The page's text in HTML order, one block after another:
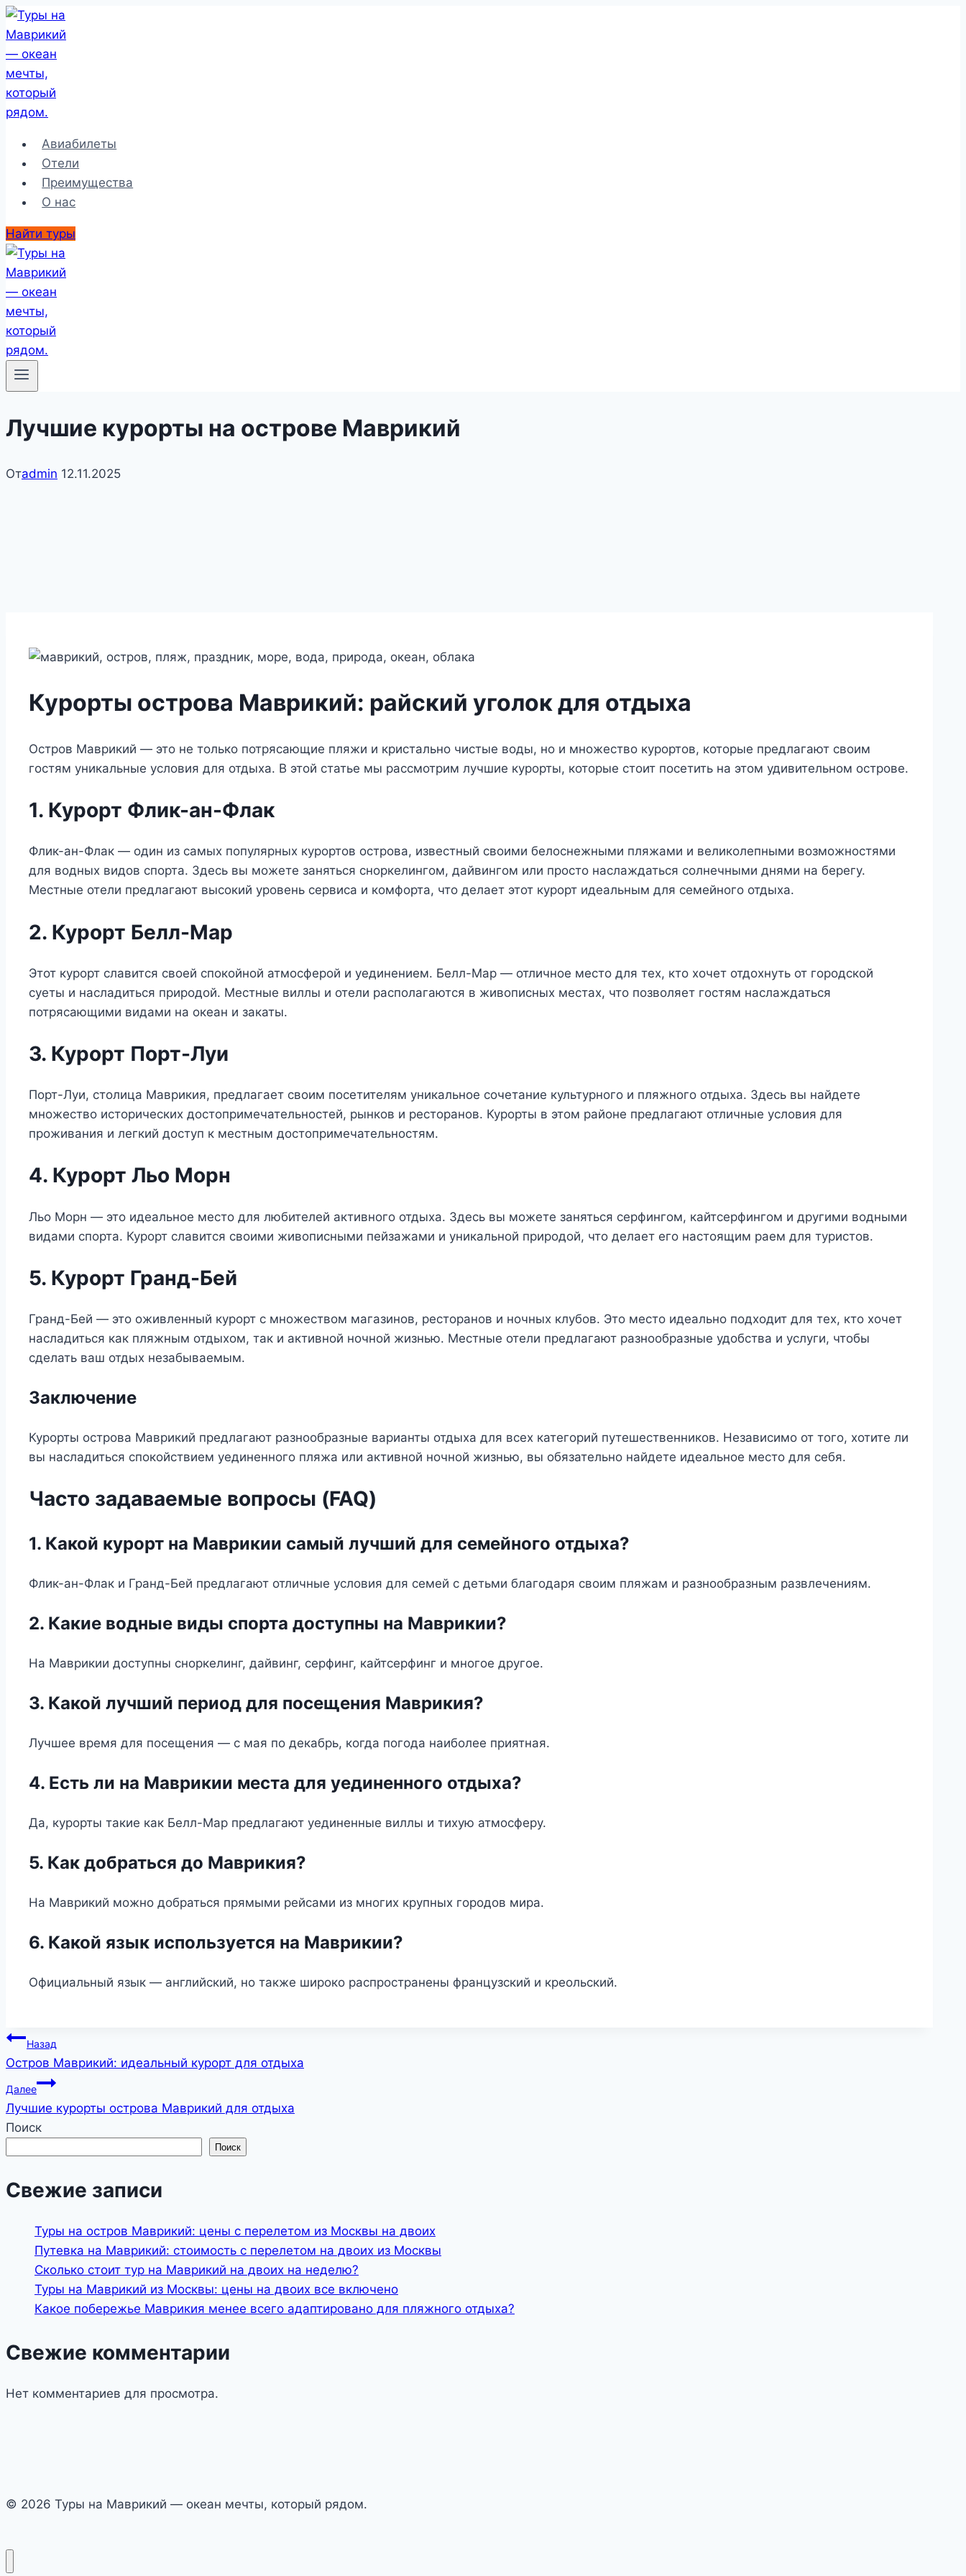
Перейти
к
содержимому
Авиабилеты
Отели
Преимущества
О нас
Найти туры
Лучшие курорты на острове Маврикий
Отadmin 12.11.2025
Курорты острова Маврикий: райский уголок для отдыха
Остров Маврикий — это не только потрясающие пляжи и кристально чистые воды, но и множество курортов, которые предлагают своим
гостям уникальные условия для отдыха. В этой статье мы рассмотрим лучшие курорты, которые стоит посетить на этом удивительном острове.
1. Курорт Флик-ан-Флак
Флик-ан-Флак — один из самых популярных курортов острова, известный своими белоснежными пляжами и великолепными возможностями
для водных видов спорта. Здесь вы можете заняться сноркелингом, дайвингом или просто наслаждаться солнечными днями на берегу.
Местные отели предлагают высокий уровень сервиса и комфорта, что делает этот курорт идеальным для семейного отдыха.
2. Курорт Белл-Мар
Этот курорт славится своей спокойной атмосферой и уединением. Белл-Мар — отличное место для тех, кто хочет отдохнуть от городской
суеты и насладиться природой. Местные виллы и отели располагаются в живописных местах, что позволяет гостям наслаждаться
потрясающими видами на океан и закаты.
3. Курорт Порт-Луи
Порт-Луи, столица Маврикия, предлагает своим посетителям уникальное сочетание культурного и пляжного отдыха. Здесь вы найдете
множество исторических достопримечательностей, рынков и ресторанов. Курорты в этом районе предлагают отличные условия для
проживания и легкий доступ к местным достопримечательностям.
4. Курорт Льо Морн
Льо Морн — это идеальное место для любителей активного отдыха. Здесь вы можете заняться серфингом, кайтсерфингом и другими водными
видами спорта. Курорт славится своими живописными пейзажами и уникальной природой, что делает его настоящим раем для туристов.
5. Курорт Гранд-Бей
Гранд-Бей — это оживленный курорт с множеством магазинов, ресторанов и ночных клубов. Это место идеально подходит для тех, кто хочет
насладиться как пляжным отдыхом, так и активной ночной жизнью. Местные отели предлагают разнообразные удобства и услуги, чтобы
сделать ваш отдых незабываемым.
Заключение
Курорты острова Маврикий предлагают разнообразные варианты отдыха для всех категорий путешественников. Независимо от того, хотите ли
вы насладиться спокойствием уединенного пляжа или активной ночной жизнью, вы обязательно найдете идеальное место для себя.
Часто задаваемые вопросы (FAQ)
1. Какой курорт на Маврикии самый лучший для семейного отдыха?
Флик-ан-Флак и Гранд-Бей предлагают отличные условия для семей с детьми благодаря своим пляжам и разнообразным развлечениям.
2. Какие водные виды спорта доступны на Маврикии?
На Маврикии доступны сноркелинг, дайвинг, серфинг, кайтсерфинг и многое другое.
3. Какой лучший период для посещения Маврикия?
Лучшее время для посещения — с мая по декабрь, когда погода наиболее приятная.
4. Есть ли на Маврикии места для уединенного отдыха?
Да, курорты такие как Белл-Мар предлагают уединенные виллы и тихую атмосферу.
5. Как добраться до Маврикия?
На Маврикий можно добраться прямыми рейсами из многих крупных городов мира.
6. Какой язык используется на Маврикии?
Официальный язык — английский, но также широко распространены французский и креольский.
Навигация
по
записям
Назад
Остров Маврикий: идеальный курорт для отдыха
Далее
Лучшие курорты острова Маврикий для отдыха
Поиск
Поиск
Свежие записи
Туры на остров Маврикий: цены с перелетом из Москвы на двоих
Путевка на Маврикий: стоимость с перелетом на двоих из Москвы
Сколько стоит тур на Маврикий на двоих на неделю?
Туры на Маврикий из Москвы: цены на двоих все включено
Какое побережье Маврикия менее всего адаптировано для пляжного отдыха?
Свежие комментарии
Нет комментариев для просмотра.
© 2026 Туры на Маврикий — океан мечты, который рядом.